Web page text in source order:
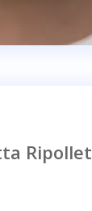
Ripollet